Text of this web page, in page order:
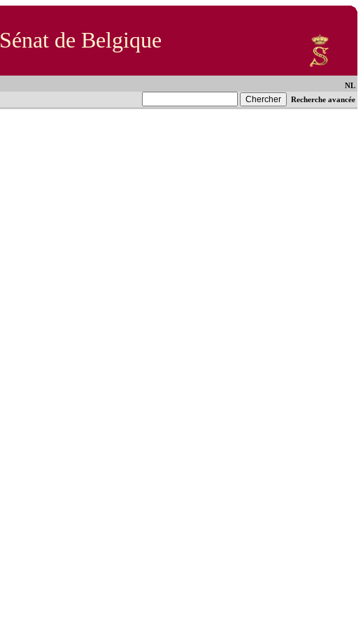
Sénat de Belgique
NL
Recherche avancée